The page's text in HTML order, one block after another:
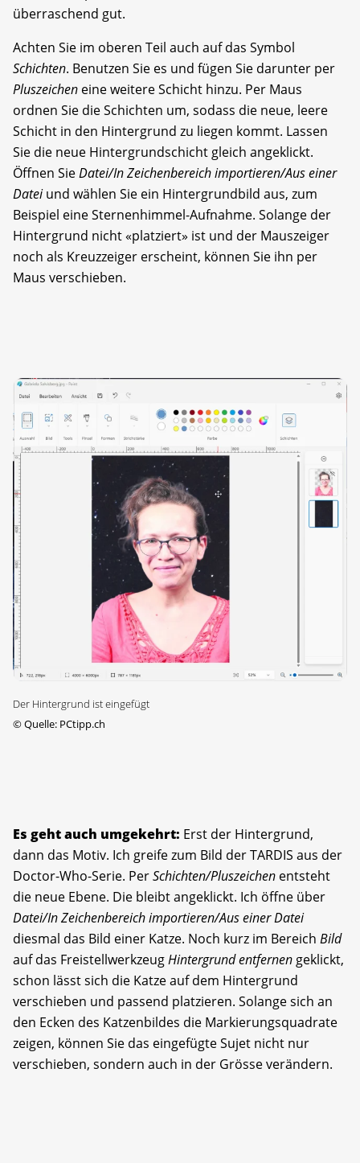
überraschend gut.
Achten Sie im oberen Teil auch auf das Symbol
Schichten. Benutzen Sie es und fügen Sie darunter per
Pluszeichen eine weitere Schicht hinzu. Per Maus
ordnen Sie die Schichten um, sodass die neue, leere
Schicht in den Hintergrund zu liegen kommt. Lassen
Sie die neue Hintergrundschicht gleich angeklickt.
Öffnen SieDatei/In Zeichenbereich importieren/Aus einer
Dateiund wählen Sie ein Hintergrundbild aus, zum
Beispiel eine Sternenhimmel-Aufnahme. Solange der
Hintergrund nicht «platziert» ist und der Mauszeiger
noch als Kreuzzeiger erscheint, können Sie ihn per
Maus verschieben.
Der Hintergrund ist eingefügt
©Quelle: PCtipp.ch
Es geht auch umgekehrt: Erst der Hintergrund,
dann das Motiv. Ich greife zum Bild der TARDIS aus der
Doctor-Who-Serie. PerSchichten/Pluszeichen entsteht
die neue Ebene. Die bleibt angeklickt. Ich öffne über
Datei/In Zeichenbereich importieren/Aus einer Datei
diesmal das Bild einer Katze. Noch kurz im Bereich Bild
auf das FreistellwerkzeugHintergrund entfernen geklickt,
schon lässt sich die Katze auf dem Hintergrund
verschieben und passend platzieren. Solange sich an
den Ecken des Katzenbildes die Markierungsquadrate
zeigen, können Sie das eingefügte Sujet nicht nur
verschieben, sondern auch in der Grösse verändern.